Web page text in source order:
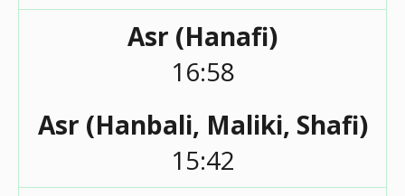
Asr (Hanafi)
16:58
Asr (Hanbali, Maliki, Shafi)
15:42